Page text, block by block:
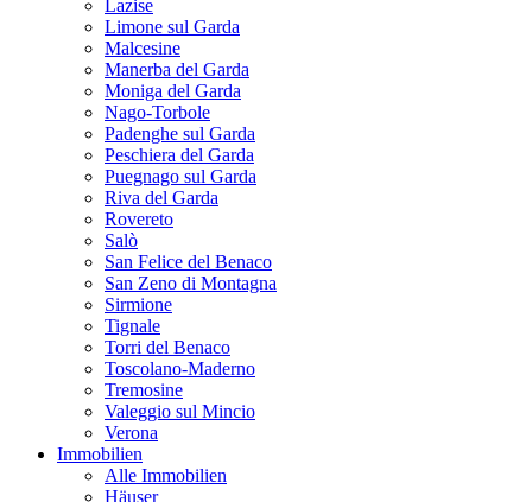
Lazise
Limone sul Garda
Malcesine
Manerba del Garda
Moniga del Garda
Nago-Torbole
Padenghe sul Garda
Peschiera del Garda
Puegnago sul Garda
Riva del Garda
Rovereto
Salò
San Felice del Benaco
San Zeno di Montagna
Sirmione
Tignale
Torri del Benaco
Toscolano-Maderno
Tremosine
Valeggio sul Mincio
Verona
Immobilien
Alle Immobilien
Häuser